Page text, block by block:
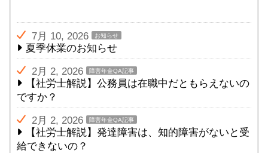
7月 10, 2026 お知らせ
夏季休業のお知らせ
2月 2, 2026 障害年金QA記事
【社労士解説】公務員は在職中だともらえないの
ですか？
2月 2, 2026 障害年金QA記事
【社労士解説】発達障害は、知的障害がないと受
給できないの？